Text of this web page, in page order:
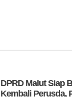
DPRD Malut Siap
Kembali Perusda,